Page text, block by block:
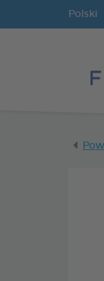
Polski